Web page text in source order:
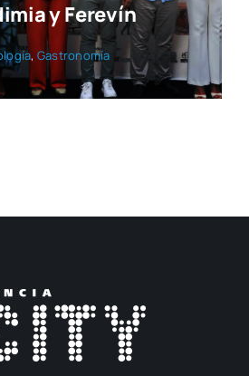
y Ferevín
, Gas­tro­no­mía